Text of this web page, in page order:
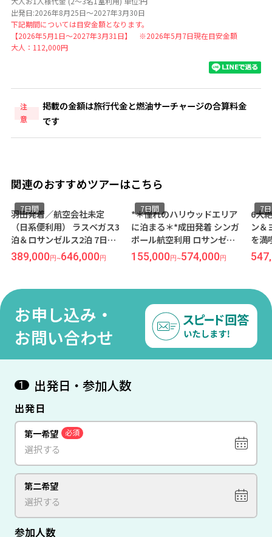
出発日:2026年8月25日～2027年3月30日
下記期間については目安金額となります。
【2026年5月1日～2027年3月31日】 ※2026年5月7日現在目安金額
大人：112,000円
注
意
掲載の金額は旅行代金と燃油サーチャージの合算料金
です
関連のおすすめツアーはこちら
羽田発着／航空会社未定
（日系便利用） ラスベガス3
泊＆ロサンゼルス2泊 7日間
『ベラージオ』&『シェラト
ングランド』指定
7日間
389,000円~646,000円
*＊憧れのハリウッドエリア
に泊まる＊*成田発着 シンガ
ポール航空利用 ロサンゼル
ス7日間『ハリウッドヒスト
リック ホテル』指定
7日間
155,000円~574,000円
6大
ン＆
を満
経由
便
ンフ
『パ
ン
7
お申し込み・
お問い合わせ
1 出発日・参加人数
出発日
第一希望 必須
第二希望
参加人数